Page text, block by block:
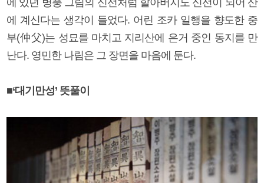
에 계신다는 생각이 들었다. 어린 조카 일행을 향도한 중
부(仲父)는 성묘를 마치고 지리산에 은거 중인 동지를 만
난다. 영민한 나림은 그 장면을 마음에 둔다.
■‘대기만성’ 뜻풀이